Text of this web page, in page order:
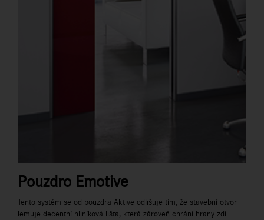
Pouzdro Emotive
Tento systém se od pouzdra Aktive odlišuje tím, že stavební otvor
lemuje decentní hliníková lišta, která zároveň chrání hrany zdí.